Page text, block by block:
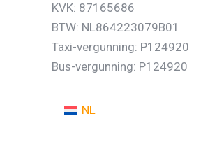
KVK: 87165686
BTW: NL864223079B01
Taxi-vergunning: P124920
Bus-vergunning: P124920
NL